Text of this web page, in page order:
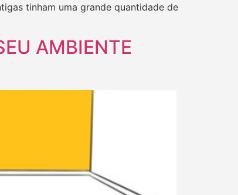
tinham uma grande quantidade de
AMBIENTE